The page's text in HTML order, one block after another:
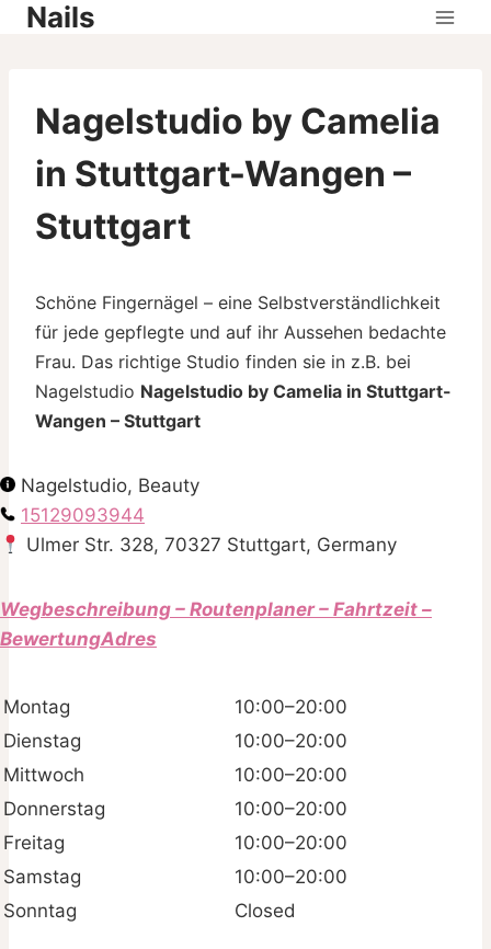
SkipNails
Nagelstudio by Camelia
in Stuttgart-Wangen –
Stuttgart
Schöne Fingernägel – eine Selbstverständlichkeit
für jede gepflegte und auf ihr Aussehen bedachte
Frau. Das richtige Studio finden sie in z.B. bei
Nagelstudio Nagelstudio by Camelia in Stuttgart-
Wangen – Stuttgart
Nagelstudio, Beauty
15129093944
Ulmer Str. 328, 70327 Stuttgart, Germany
Wegbeschreibung – Routenplaner – Fahrtzeit –
BewertungAdres
Montag
10:00–20:00
Dienstag
10:00–20:00
Mittwoch
10:00–20:00
Donnerstag
10:00–20:00
Freitag
10:00–20:00
Samstag
10:00–20:00
Sonntag
Closed